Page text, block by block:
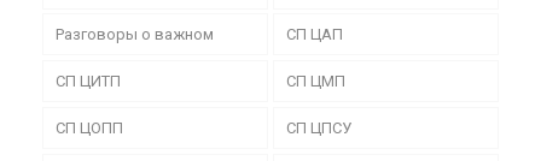
Разговоры о важном СП ЦАП
СП ЦИТП СП ЦМП
СП ЦОПП СП ЦПСУ